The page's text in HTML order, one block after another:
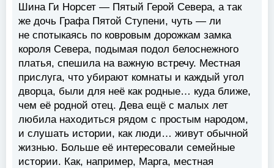
Шина Ги Норсет — Пятый Герой Севера, а так
же дочь Графа Пятой Ступени, чуть — ли
не спотыкаясь по ковровым дорожкам замка
короля Севера, подымая подол белоснежного
платья, спешила на важную встречу. Местная
прислуга, что убирают комнаты и каждый угол
дворца, были для неё как родные… куда ближе,
чем её родной отец. Дева ещё с малых лет
любила находиться рядом с простым народом,
и слушать истории, как люди… живут обычной
жизнью. Больше её интересовали семейные
истории. Как, например, Марга, местная